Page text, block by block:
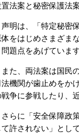
法案と秘密保護法
明は、「特定秘密
体をはじめさまざま
問題点をあげています
た、両法案は国民
法機関が歯止めをか
戦争に参戦したり、
らに「安全保障政
て許されない」とし